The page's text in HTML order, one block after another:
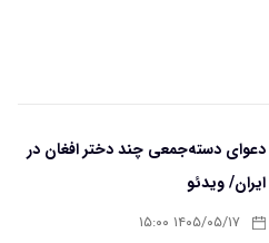
دعوای دسته‌جمعی چند دختر افغان در
ایران/ ویدئو
۱۴۰۵/۰۵/۱۷ ۱۵:۰۰